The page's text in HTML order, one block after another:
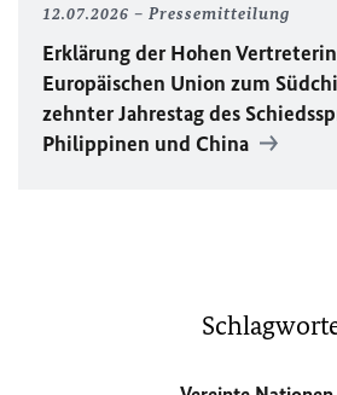
12.07.2026 Pressemitteilung
Erklärung der Hohen
Europäischen Union zum
zehnter Jahrestag des
Philippinen und China